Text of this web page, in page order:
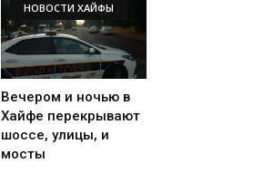
НОВОСТИ ХАЙФЫ
Вечером и ночью в
Хайфе перекрывают
шоссе, улицы, и
мосты